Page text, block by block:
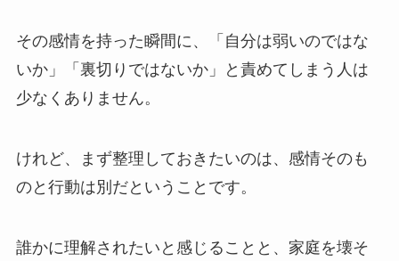
その感情を持った瞬間に、「自分は弱いのではな
いか」「裏切りではないか」と責めてしまう人は
少なくありません。
けれど、まず整理しておきたいのは、感情そのも
のと行動は別だということです。
誰かに理解されたいと感じることと、家庭を壊そ